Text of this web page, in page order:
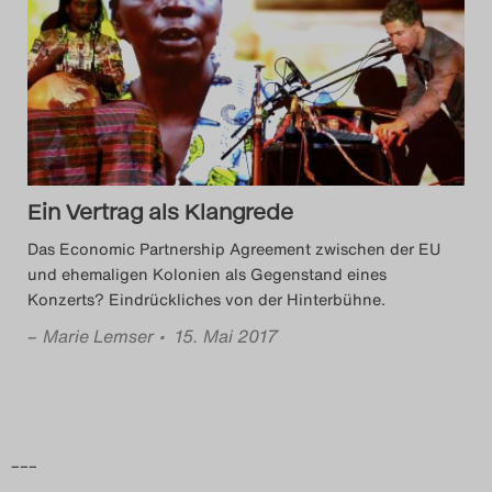
Das Theatertreffen-Blog
2014
Das Theatertreffen-Blog
2015
Das Theatertreffen-Blog
2016
Das Theatertreffen-Blog
Ein Vertrag als Klangrede
Das Economic Partnership Agreement zwischen der EU
und ehemaligen Kolonien als Gegenstand eines
Konzerts? Eindrückliches von der Hinterbühne.
– Marie Lemser • 15. Mai 2017
–––